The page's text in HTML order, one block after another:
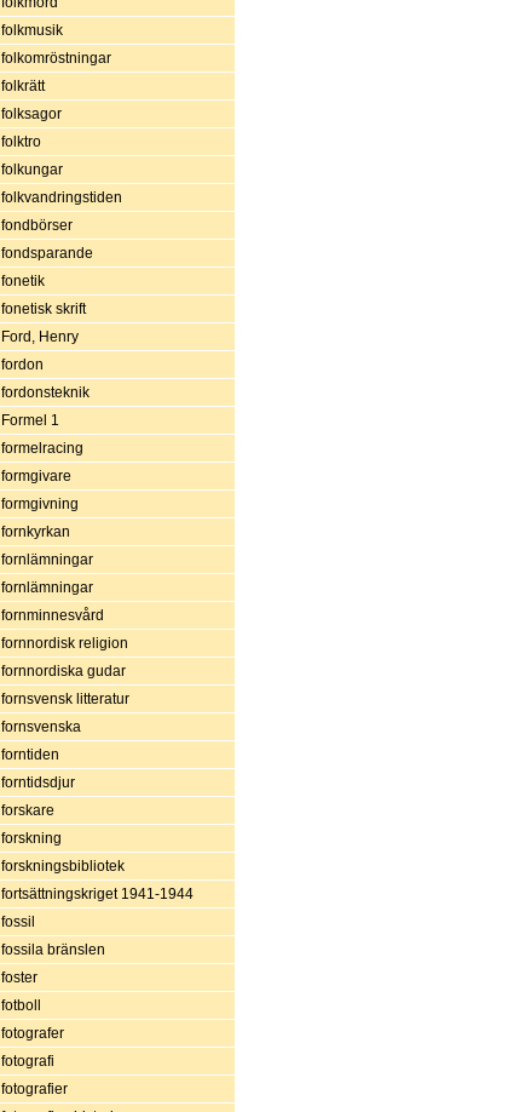
folkmusik
folkomröstningar
folkrätt
folksagor
folktro
folkungar
folkvandringstiden
fondbörser
fondsparande
fonetik
fonetisk skrift
Ford, Henry
fordon
fordonsteknik
Formel 1
formelracing
formgivare
formgivning
fornkyrkan
fornlämningar
fornlämningar
fornminnesvård
fornnordisk religion
fornnordiska gudar
fornsvensk litteratur
fornsvenska
forntiden
forntidsdjur
forskare
forskning
forskningsbibliotek
fortsättningskriget 1941-1944
fossil
fossila bränslen
foster
fotboll
fotografer
fotografi
fotografier